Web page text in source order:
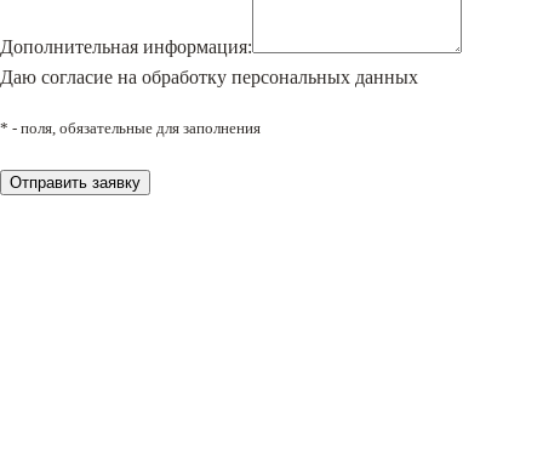
Дополнительная информация:
Даю согласие на обработку персональных данных
* - поля, обязательные для заполнения